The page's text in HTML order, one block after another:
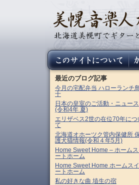
最近のブログ記事
今月の宅配弁当 ハローランチ
十
日本の皇室のご活動・ニュース
(令和4年 夏)
エリザベス2世の在位70年につ
て
北海道オホーツク管内保健所
護犬猫情報(令和４年5月)
Home Sweet Home – ホームス
ートホーム
Home Sweet Home ホームスイ
ートホーム
私の好きな曲 埴生の宿